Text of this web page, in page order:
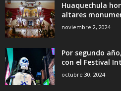
Huaquechula
altares
noviembre 2, 2024
Por segundo
con el Festival
octubre 30, 2024